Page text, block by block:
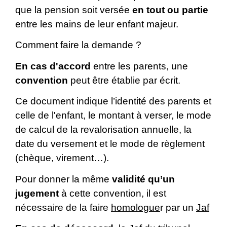
que la pension soit versée en tout ou partie
entre les mains de leur enfant majeur.
Comment faire la demande ?
En cas d'accord entre les parents, une
convention peut être établie par écrit.
Ce document indique l’identité des parents et
celle de l'enfant, le montant à verser, le mode
de calcul de la revalorisation annuelle, la
date du versement et le mode de règlement
(chèque, virement…).
Pour donner la même validité qu’un
jugement à cette convention, il est
nécessaire de la faire homologuer par un Jaf